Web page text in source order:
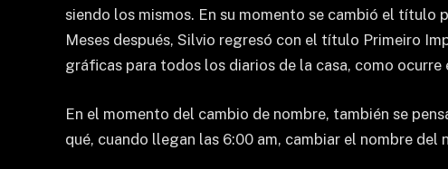
siendo los mismos. En su momento se cambió el
Meses después, Silvio regresó con el título Primeiro
gráficas para todos los diarios de la casa, como
En el momento del cambio de nombre, también se
qué, cuando llegan las 6:00 am, cambiar el nombre